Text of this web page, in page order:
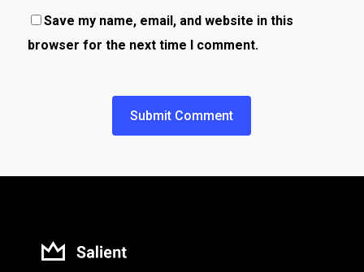
Save my name, email, and website in this
browser for the next time I comment.